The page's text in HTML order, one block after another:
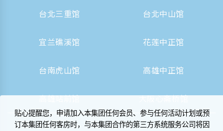
台北三重馆 台北中山馆
宜兰礁溪馆 花莲中正馆
台南虎山馆 高雄中正馆
高雄站前馆 大阪心斋桥馆
贴心提醒您，申请加入本集团任何会员、参与任何活动计划或预
订本集团任何客房时，与本集团合作的第三方系统服务公司将因